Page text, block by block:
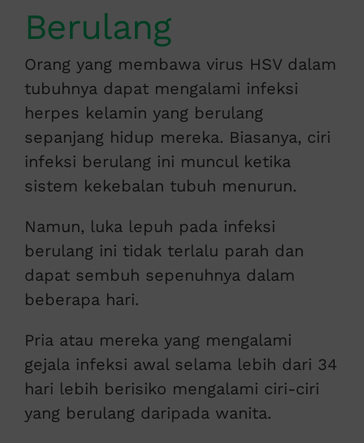
Berulang
Orang yang membawa virus HSV dalam
tubuhnya dapat mengalami infeksi
herpes kelamin yang berulang
sepanjang hidup mereka. Biasanya, ciri
infeksi berulang ini muncul ketika
sistem kekebalan tubuh menurun.
Namun, luka lepuh pada infeksi
berulang ini tidak terlalu parah dan
dapat sembuh sepenuhnya dalam
beberapa hari.
Pria atau mereka yang mengalami
gejala infeksi awal selama lebih dari 34
hari lebih berisiko mengalami ciri-ciri
yang berulang daripada wanita.